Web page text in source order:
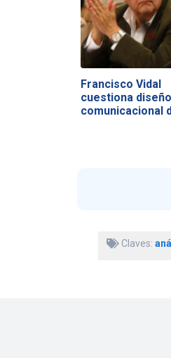
Francisco Vidal
cuestiona diseño
comunicacional
Claves: